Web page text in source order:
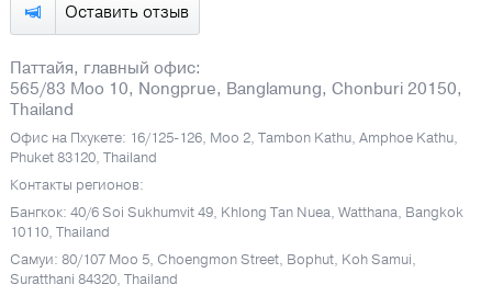
Оставить отзыв
Паттайя, главный офис:
565/83 Moo 10, Nongprue, Banglamung, Chonburi 20150,
Thailand
Офис на Пхукете: 16/125-126, Moo 2, Tambon Kathu, Amphoe Kathu,
Phuket 83120, Thailand
Контакты регионов:
Бангкок: 40/6 Soi Sukhumvit 49, Khlong Tan Nuea, Watthana, Bangkok
10110, Thailand
Самуи: 80/107 Moo 5, Choengmon Street, Bophut, Koh Samui,
Suratthani 84320, Thailand